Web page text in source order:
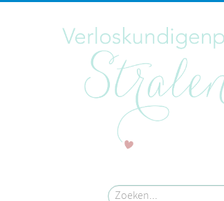
Zoeken...